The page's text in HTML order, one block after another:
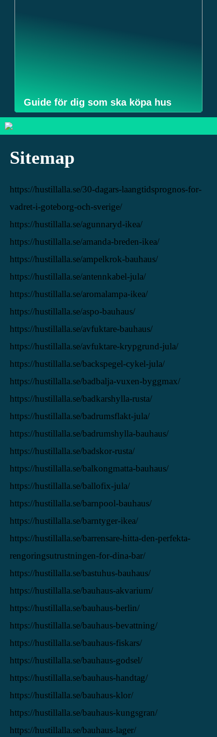
Guide för dig som ska köpa hus
Sitemap
https://hustillalla.se/30-dagars-laangtidsprognos-for-
vadret-i-goteborg-och-sverige/
https://hustillalla.se/agunnaryd-ikea/
https://hustillalla.se/amanda-breden-ikea/
https://hustillalla.se/ampelkrok-bauhaus/
https://hustillalla.se/antennkabel-jula/
https://hustillalla.se/aromalampa-ikea/
https://hustillalla.se/aspo-bauhaus/
https://hustillalla.se/avfuktare-bauhaus/
https://hustillalla.se/avfuktare-krypgrund-jula/
https://hustillalla.se/backspegel-cykel-jula/
https://hustillalla.se/badbalja-vuxen-byggmax/
https://hustillalla.se/badkarshylla-rusta/
https://hustillalla.se/badrumsflakt-jula/
https://hustillalla.se/badrumshylla-bauhaus/
https://hustillalla.se/badskor-rusta/
https://hustillalla.se/balkongmatta-bauhaus/
https://hustillalla.se/ballofix-jula/
https://hustillalla.se/barnpool-bauhaus/
https://hustillalla.se/barntyger-ikea/
https://hustillalla.se/barrensare-hitta-den-perfekta-
rengoringsutrustningen-for-dina-bar/
https://hustillalla.se/bastuhus-bauhaus/
https://hustillalla.se/bauhaus-akvarium/
https://hustillalla.se/bauhaus-berlin/
https://hustillalla.se/bauhaus-bevattning/
https://hustillalla.se/bauhaus-fiskars/
https://hustillalla.se/bauhaus-godsel/
https://hustillalla.se/bauhaus-handtag/
https://hustillalla.se/bauhaus-klor/
https://hustillalla.se/bauhaus-kungsgran/
https://hustillalla.se/bauhaus-lager/